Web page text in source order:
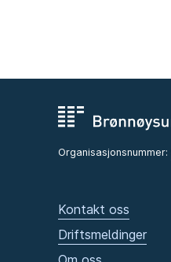
Organisasjonsnummer:
Kontakt oss
Driftsmeldinger